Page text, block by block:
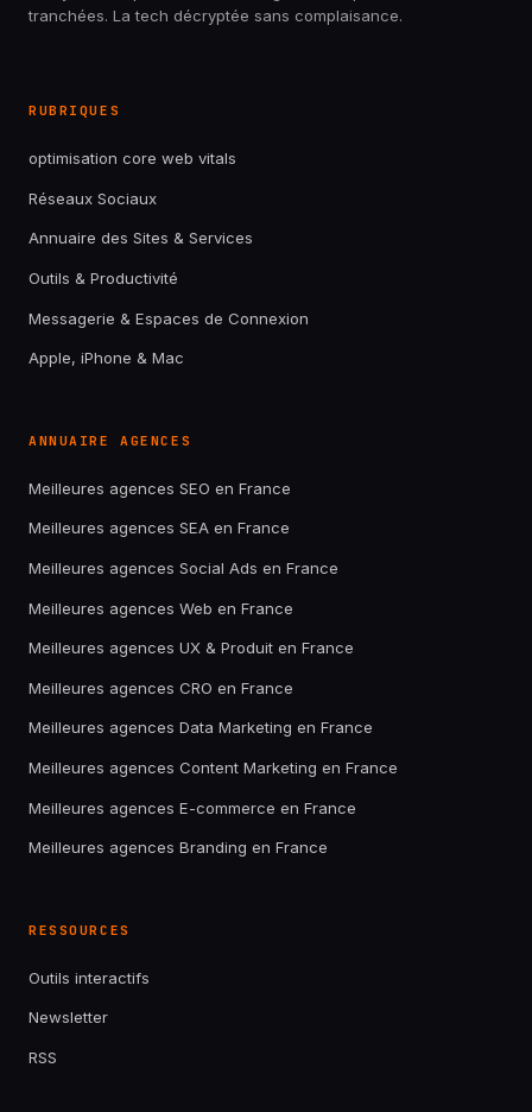
tranchées. La tech décryptée sans complaisance.
RUBRIQUES
optimisation core web vitals
Réseaux Sociaux
Annuaire des Sites & Services
Outils & Productivité
Messagerie & Espaces de Connexion
Apple, iPhone & Mac
ANNUAIRE AGENCES
Meilleures agences SEO en France
Meilleures agences SEA en France
Meilleures agences Social Ads en France
Meilleures agences Web en France
Meilleures agences UX & Produit en France
Meilleures agences CRO en France
Meilleures agences Data Marketing en France
Meilleures agences Content Marketing en France
Meilleures agences E-commerce en France
Meilleures agences Branding en France
RESSOURCES
Outils interactifs
Newsletter
RSS